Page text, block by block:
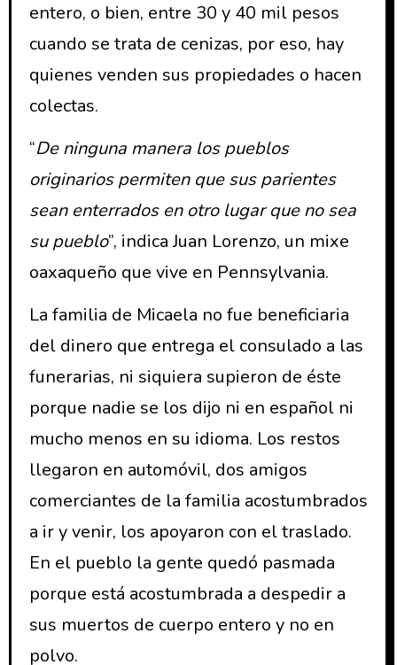
entero, o bien, entre 30 y 40 mil pesos
cuando se trata de cenizas, por eso, hay
quienes venden sus propiedades o hacen
colectas.
“De ninguna manera los pueblos
originarios permiten que sus parientes
sean enterrados en otro lugar que no sea
su pueblo”, indica Juan Lorenzo, un mixe
oaxaqueño que vive en Pennsylvania.
La familia de Micaela no fue beneficiaria
del dinero que entrega el consulado a las
funerarias, ni siquiera supieron de éste
porque nadie se los dijo ni en español ni
mucho menos en su idioma. Los restos
llegaron en automóvil, dos amigos
comerciantes de la familia acostumbrados
a ir y venir, los apoyaron con el traslado.
En el pueblo la gente quedó pasmada
porque está acostumbrada a despedir a
sus muertos de cuerpo entero y no en
polvo.